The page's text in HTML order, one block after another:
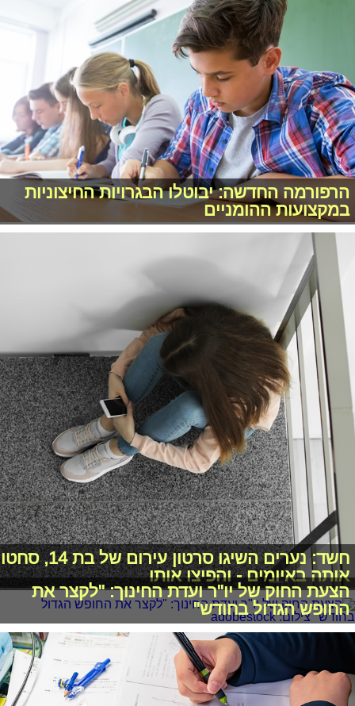
הרפורמה החדשה: יבוטלו הבגרויות החיצוניות
במקצועות ההומניים
חשד: נערים השיגו סרטון עירום של בת 14, סחטו
אותה באיומים - והפיצו אותו
הצעת החוק של יו"ר ועדת החינוך: "לקצר את
החופש הגדול בחודש"